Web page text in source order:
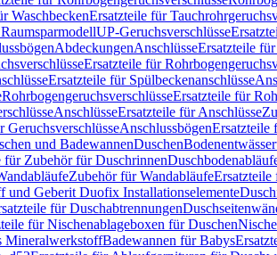
WaschbeckenErsatzteile für
UP-Geruchsverschlüsse
AbdeckungenAnschlüsseErsatzteile
Ersatzteile für
Ersatzteile für Spülbeckenanschlüsse
RohrbogengeruchsverschlüsseErsatzteile für
AnschlüsseErsatzteile für Anschlüsse
GeruchsverschlüsseAnschlussbögenErsatzteile
und BadewannenDuschen
für Zubehör für Duschrinnen
Zubehör für WandabläufeErsatzteile
und Geberit Duofix Installationselemente
für Duschabtrennungen
für Nischenablageboxen für Duschen
MineralwerkstoffBadewannen für Babys